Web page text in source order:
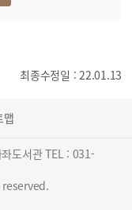
최종수정일 : 22.01.13
맵
도서관 TEL : 031-